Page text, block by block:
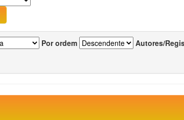
Por ordem Autores/